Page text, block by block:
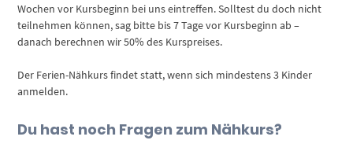
Wochen vor Kursbeginn bei uns eintreffen. Solltest du doch nicht
teilnehmen können, sag bitte bis 7 Tage vor Kursbeginn ab –
danach berechnen wir 50% des Kurspreises.
Der Ferien-Nähkurs findet statt, wenn sich mindestens 3 Kinder
anmelden.
Du hast noch Fragen zum Nähkurs?